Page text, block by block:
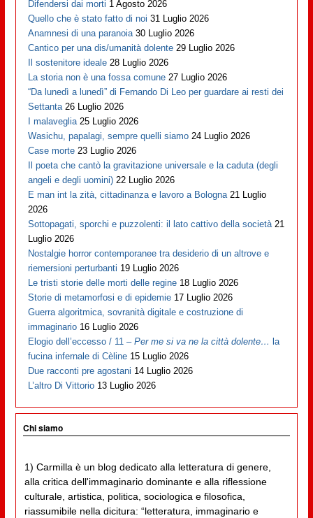
Difendersi dai morti 1 Agosto 2026
Quello che è stato fatto di noi 31 Luglio 2026
Anamnesi di una paranoia 30 Luglio 2026
Cantico per una dis/umanità dolente 29 Luglio 2026
Il sostenitore ideale 28 Luglio 2026
La storia non è una fossa comune 27 Luglio 2026
“Da lunedì a lunedì” di Fernando Di Leo per guardare ai resti dei
Settanta 26 Luglio 2026
I malaveglia 25 Luglio 2026
Wasichu, papalagi, sempre quelli siamo 24 Luglio 2026
Case morte 23 Luglio 2026
Il poeta che cantò la gravitazione universale e la caduta (degli
angeli e degli uomini) 22 Luglio 2026
E man int la zità, cittadinanza e lavoro a Bologna 21 Luglio
2026
Sottopagati, sporchi e puzzolenti: il lato cattivo della società 21
Luglio 2026
Nostalgie horror contemporanee tra desiderio di un altrove e
riemersioni perturbanti 19 Luglio 2026
Le tristi storie delle morti delle regine 18 Luglio 2026
Storie di metamorfosi e di epidemie 17 Luglio 2026
Guerra algoritmica, sovranità digitale e costruzione di
immaginario 16 Luglio 2026
Elogio dell’eccesso / 11 –Per me si va ne la città dolente… la
fucina infernale di Cèline 15 Luglio 2026
Due racconti pre agostani 14 Luglio 2026
L’altro Di Vittorio 13 Luglio 2026
Chi siamo
1) Carmilla è un blog dedicato alla letteratura di genere,
alla critica dell'immaginario dominante e alla riflessione
culturale, artistica, politica, sociologica e filosofica,
riassumibile nella dicitura: “letteratura, immaginario e